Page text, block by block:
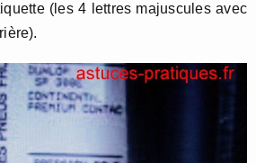
(les 4 lettres majuscules avec